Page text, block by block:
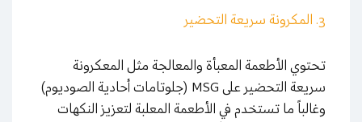
3. المكرونة سريعة التحضير
تحتوي الأطعمة المعبأة والمعالجة مثل المعكرونة
سريعة التحضير على MSG (جلوتامات أحادية الصوديوم)
وغالباً ما تستخدم في الأطعمة المعلبة لتعزيز النكهات